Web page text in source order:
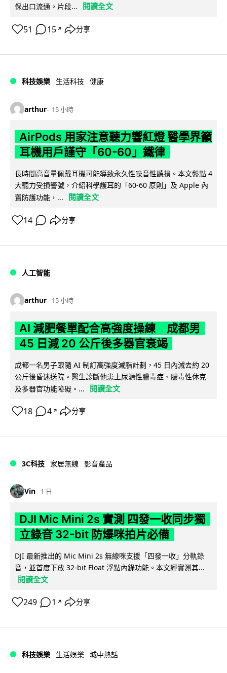
保出口流通。片段...
閱讀全文
51 15 ↗ 分享
科技娛樂 生活科技 健康
arthur 15 小時
AirPods 用家注意聽力響紅燈 醫學界籲
耳機用戶謹守「60-60」鐵律
長時間高音量佩戴耳機可能導致永久性噪音性聽損。本文盤點 4
大聽力受損警號，介紹科學護耳的「60-60 原則」及 Apple 內
置防護功能，...
閱讀全文
14 分享
人工智能
arthur 15 小時
AI 減肥餐單配合高強度操練 成都男
45 日減 20 公斤後多器官衰竭
成都一名男子跟隨 AI 制訂高強度減脂計劃，45 日內減去約 20
公斤後昏迷送院。醫生診斷他患上尿源性膿毒症、膿毒性休克
及多器官功能障礙。...
閱讀全文
18 4 ↗ 分享
3C科技 家居無線 影音產品
Vin 1 日
DJI Mic Mini 2s 實測 四發一收同步獨
立錄音 32-bit 防爆咪拍片必備
DJI 最新推出的 Mic Mini 2s 無線咪支援「四發一收」分軌錄
音，並首度下放 32-bit Float 浮點內錄功能。本文經實測其...
閱讀全文
249 1 ↗ 分享
科技娛樂 生活娛樂 城中熱話